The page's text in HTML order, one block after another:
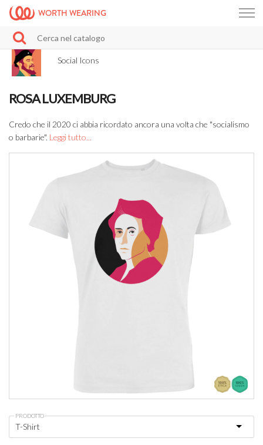
WORTH WEARING
Social Icons
ROSA LUXEMBURG
Credo che il 2020 ci abbia ricordato ancora una volta che "socialismo
o barbarie". Leggi tutto...
PRODOTTO